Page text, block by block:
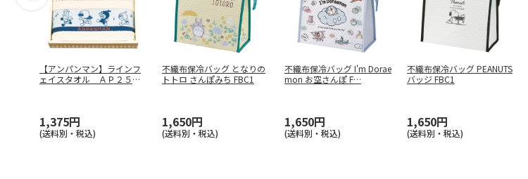
【アンパンマン】ラインフ
ェイスタオル ＡＰ２５１
1,375円
(送料別・税込)
不織布保冷バッグ となりの
トトロ さんぽみち FBC1
1,650円
(送料別・税込)
不織布保冷バッグ I'm Dorae
mon お空さんぽ F…
1,650円
(送料別・税込)
不織布保冷バッグ PEANUTS
バッジ FBC1
1,650円
(送料別・税込)